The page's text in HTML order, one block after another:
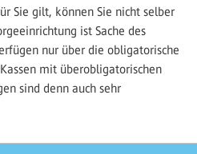
Sie gilt, können Sie nicht selber
ist Sache des
nur über die obligatorische
mit überobligatorischen
sind denn auch sehr